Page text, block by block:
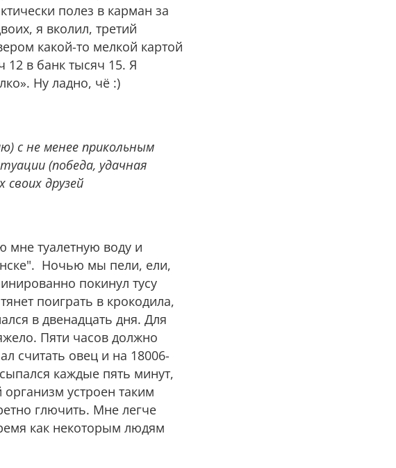
полез в карман за
я вколил, третий
какой-то мелкой картой
в банк тысяч 15. Я
Ну ладно, чё :)
с не менее прикольным
(победа, удачная
друзей
мне туалетную воду и
Ночью мы пели, ели,
покинул тусу
поиграть в крокодила,
в двенадцать дня. Для
Пяти часов должно
считать овец и на 18006-
каждые пять минут,
устроен таким
глючить. Мне легче
как некоторым людям